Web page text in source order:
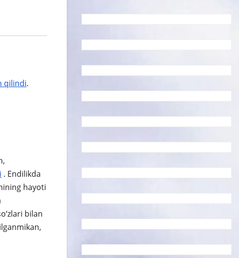
qilindi.
. Endilikda
hayoti
bilan